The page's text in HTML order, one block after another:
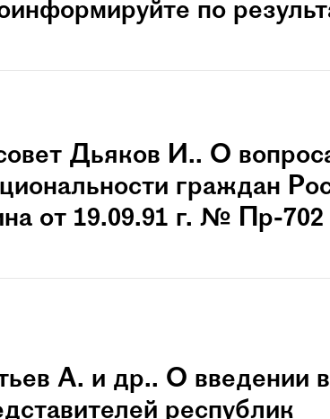
по
Дьяков И.. О
граждан
от 19.09.91 г. № Пр-702
А. и др.. О введении в
республик